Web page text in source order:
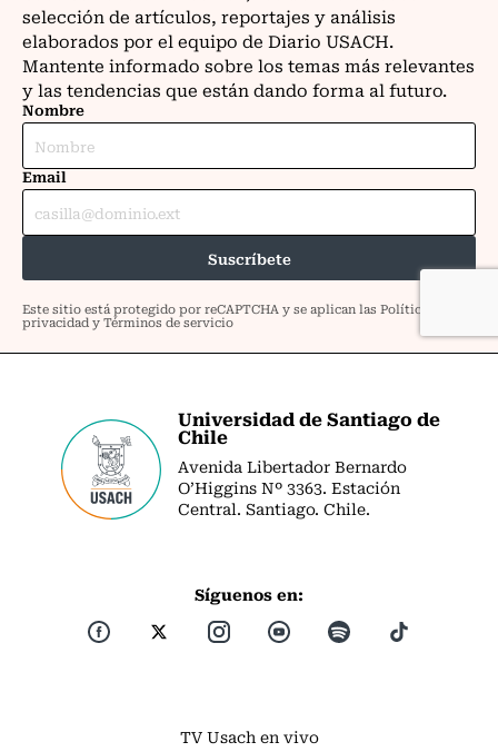
Universidad de Santiago de
Chile
Avenida Libertador Bernardo
O’Higgins Nº 3363. Estación
Central. Santiago. Chile.
Síguenos en:
TV Usach en vivo